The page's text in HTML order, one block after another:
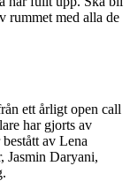
rummet med alla de
ett årligt open call
har gjorts av
av Lena
Jasmin Daryani,